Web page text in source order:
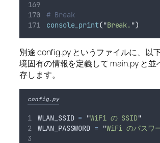
# Break
console_print("Break. ")
別途 config.py というファイルに、以
境固有の情報を定義して main.py と並
存します。
config.py
WLAN_SSID = "WiFi の SSID"
WLAN_PASSWORD = "WiFi のパスワ